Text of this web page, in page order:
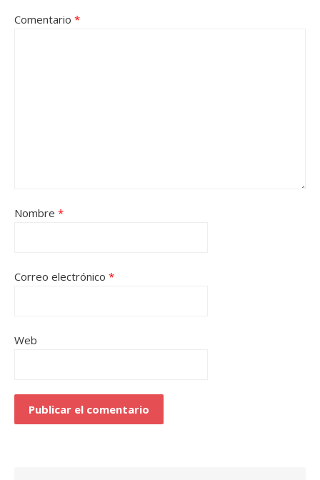
Comentario *
Nombre *
Correo electrónico *
Web